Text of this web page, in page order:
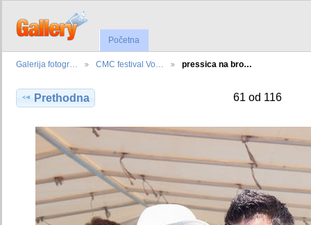
Početna
Galerija fotogr… CMC festival Vo… pressica na bro…
Prethodna 61 od 116